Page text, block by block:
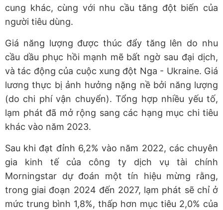
cung khác, cùng với nhu cầu tăng đột biến của
người tiêu dùng.
Giá năng lượng được thúc đẩy tăng lên do nhu
cầu dầu phục hồi mạnh mẽ bất ngờ sau đại dịch,
và tác động của cuộc xung đột Nga - Ukraine. Giá
lương thực bị ảnh hưởng nặng nề bởi năng lượng
(do chi phí vận chuyển). Tổng hợp nhiều yếu tố,
lạm phát đã mở rộng sang các hạng mục chi tiêu
khác vào năm 2023.
Sau khi đạt đỉnh 6,2% vào năm 2022, các chuyên
gia kinh tế của công ty dịch vụ tài chính
Morningstar dự đoán một tín hiệu mừng rằng,
trong giai đoạn 2024 đến 2027, lạm phát sẽ chỉ ở
mức trung bình 1,8%, thấp hơn mục tiêu 2,0% của